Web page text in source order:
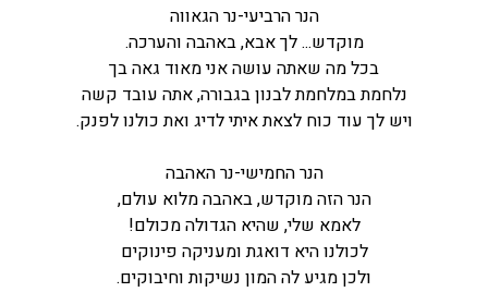
הנר הרביעי-נר הגאווה
מוקדש... לך אבא, באהבה והערכה.
בכל מה שאתה עושה אני מאוד גאה בך
נלחמת במלחמת לבנון בגבורה, אתה עובד קשה
ויש לך עוד כוח לצאת איתי לדיג ואת כולנו לפנק.
הנר החמישי-נר האהבה
הנר הזה מוקדש, באהבה מלוא עולם,
לאמא שלי, שהיא הגדולה מכולם!
לכולנו היא דואגת ומעניקה פינוקים
ולכן מגיע לה המון נשיקות וחיבוקים.